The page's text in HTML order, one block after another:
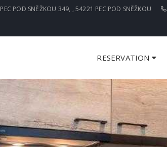
PEC POD SNĚŽKOU 349, , 54221 PEC POD SNĚŽKOU
RESERVATION